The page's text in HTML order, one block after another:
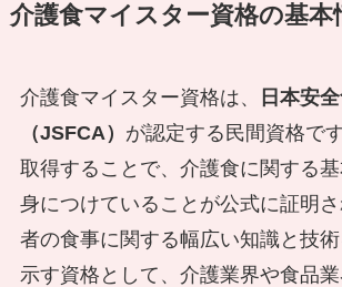
介護食マイスター資格の基本
介護食マイスター資格は、
日本安
（JSFCA） が認定する民間資格で
取得することで、介護食に関する
身につけていることが公式に証明
者の食事に関する幅広い知識と技
示す資格として、介護業界や食品